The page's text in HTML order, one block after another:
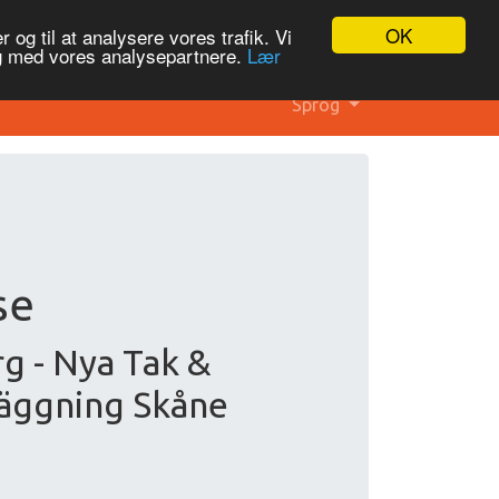
OK
og til at analysere vores trafik. Vi
vores analysepartnere. Lær
Sprog
- Nya Tak &
Skåne